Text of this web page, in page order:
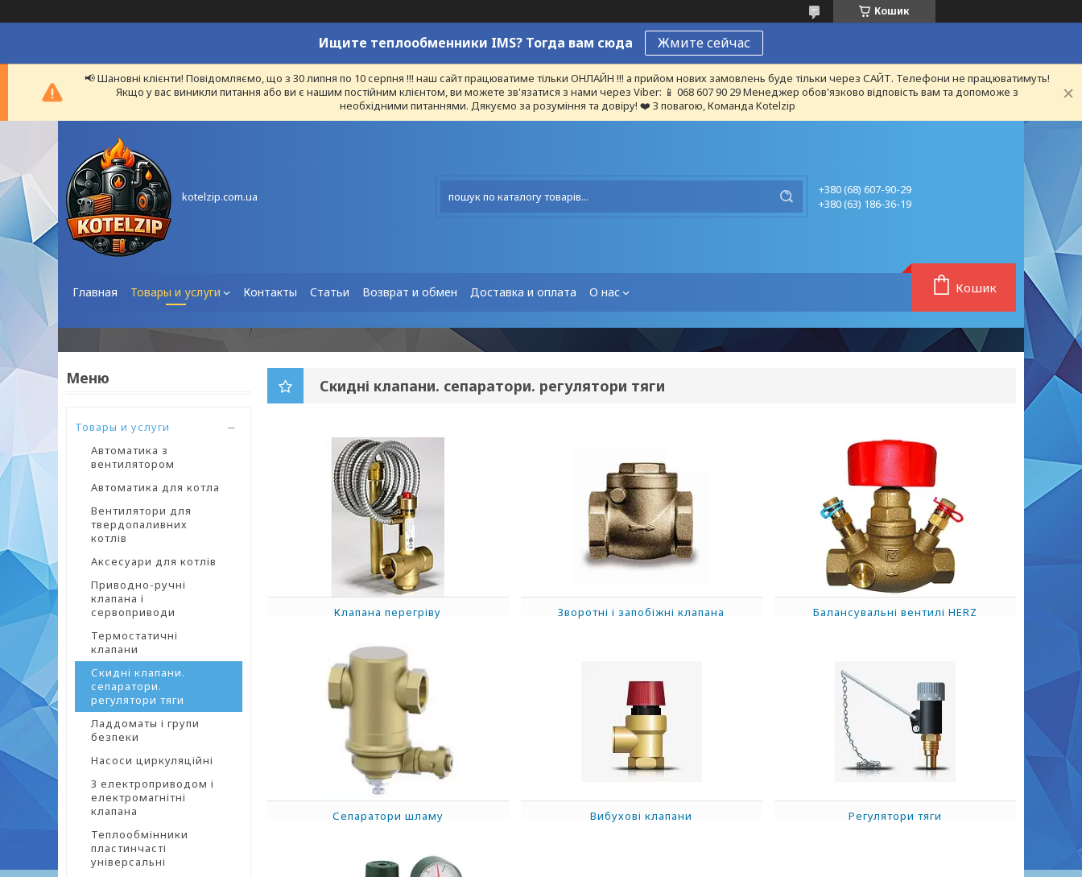
Кошик
Ищите теплообменники IMS? Тогда вам сюда Жмите сейчас
📢 Шановні клієнти! Повідомляємо, що з 30 липня по 10 серпня !!! наш сайт працюватиме тільки ОНЛАЙН !!! а прийом нових замовлень буде тільки через САЙТ. Телефони не працюватимуть!
Якщо у вас виникли питання або ви є нашим постійним клієнтом, ви можете зв'язатися з нами через Viber: 📱 068 607 90 29 Менеджер обов'язково відповість вам та допоможе з
необхідними питаннями. Дякуємо за розуміння та довіру! ❤️ З повагою, Команда Kotelzip
kotelzip.com.ua
+380 (68) 607-90-29
+380 (63) 186-36-19
Главная Товары и услуги Контакты Статьи Возврат и обмен Доставка и оплата О нас Кошик
Товары и услуги
Автоматика з
вентилятором
Автоматика для котла
Вентилятори для
твердопаливних
котлів
Аксесуари для котлів
Приводно-ручні
клапана і
сервоприводи
Термостатичні
клапани
Скидні клапани.
сепаратори.
регулятори тяги
Ладдоматы і групи
безпеки
Насоси циркуляційні
З електроприводом і
електромагнітні
клапана
Теплообмінники
пластинчасті
універсальні
Скидні клапани. сепаратори. регулятори тяги
Клапана перегріву Зворотні і запобіжні клапана Балансувальні вентилі HERZ
Сепаратори шламу Вибухові клапани Регулятори тяги